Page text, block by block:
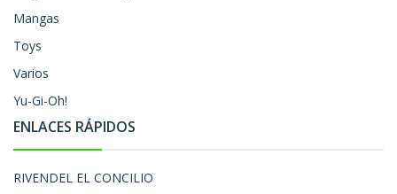
Mangas
Toys
Varios
Yu-Gi-Oh!
ENLACES RÁPIDOS
RIVENDEL EL CONCILIO